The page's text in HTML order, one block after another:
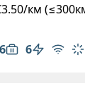
км
6
6
Вместимость